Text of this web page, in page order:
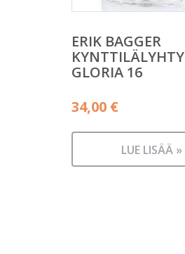
ERIK BAGGER
KYNTTILÄLYHTY
GLORIA 16
34,00 €
LUE LISÄÄ »